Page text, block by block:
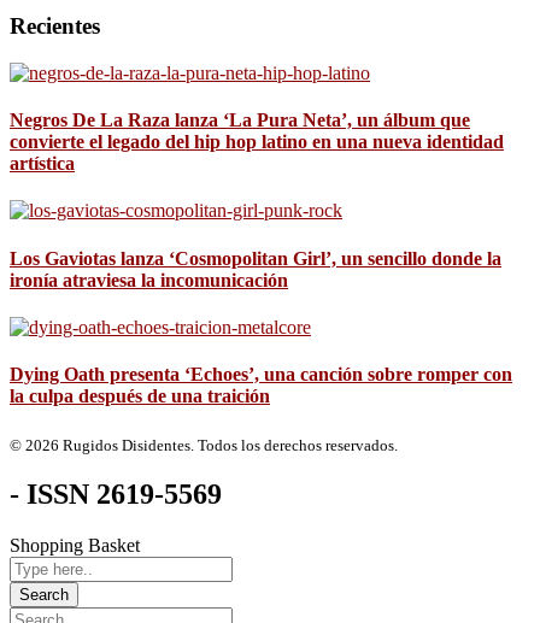
Recientes
Negros De La Raza lanza ‘La Pura Neta’, un álbum que
convierte el legado del hip hop latino en una nueva identidad
artística
Los Gaviotas lanza ‘Cosmopolitan Girl’, un sencillo donde la
ironía atraviesa la incomunicación
Dying Oath presenta ‘Echoes’, una canción sobre romper con
la culpa después de una traición
© 2026 Rugidos Disidentes. Todos los derechos reservados.
- ISSN 2619-5569
Shopping Basket